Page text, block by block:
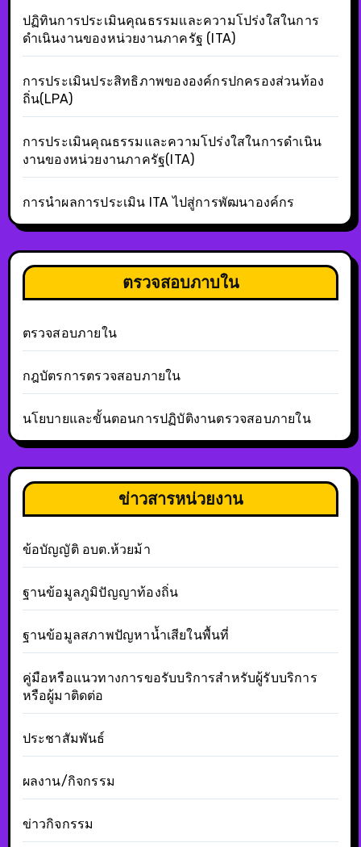
ปฏิทินการประเมินคุณธรรมและความโปร่งใสในการ
ดำเนินงานของหน่วยงานภาครัฐ (ITA)
การประเมินประสิทธิภาพขององค์กรปกครองส่วนท้อง
ถิ่น(LPA)
การประเมินคุณธรรมและความโปร่งใสในการดำเนิน
งานของหน่วยงานภาครัฐ(ITA)
การนำผลการประเมิน ITA ไปสู่การพัฒนาองค์กร
ตรวจสอบภาบใน
ตรวจสอบภายใน
กฎบัตรการตรวจสอบภายใน
นโยบายและขั้นตอนการปฏิบัติงานตรวจสอบภายใน
ข่าวสารหน่วยงาน
ข้อบัญญัติ อบต.ห้วยม้า
ฐานข้อมูลภูมิปัญญาท้องถิ่น
ฐานข้อมูลสภาพปัญหาน้ำเสียในพื้นที่
คู่มือหรือแนวทางการขอรับบริการสำหรับผู้รับบริการ
หรือผู้มาติดต่อ
ประชาสัมพันธ์
ผลงาน/กิจกรรม
ข่าวกิจกรรม